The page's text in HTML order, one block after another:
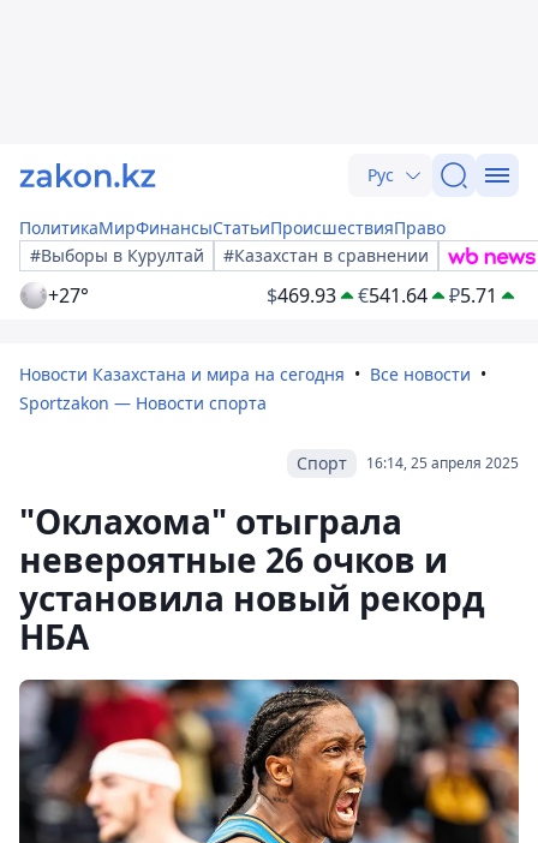
Рус
ПолитикаМирФинансыСтатьиПроисшествияПраво
#Выборы в Курултай
#Казахстан в сравнении
+27° $469.93 €541.64 ₽5.71
Новости Казахстана и мира на сегодня
Все новости
Sportzakon — Новости спорта
16:14, 25 апреля 2025
Спорт
"Оклахома" отыграла
невероятные 26 очков и
установила новый рекорд
НБА